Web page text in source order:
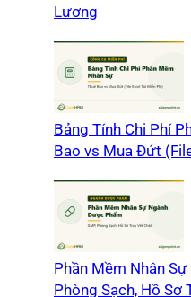
Lương
Bảng Tính Chi Phí
Bao vs Mua Đứt
Phần Mềm Nhân
Phòng Sạch, Hồ Sơ